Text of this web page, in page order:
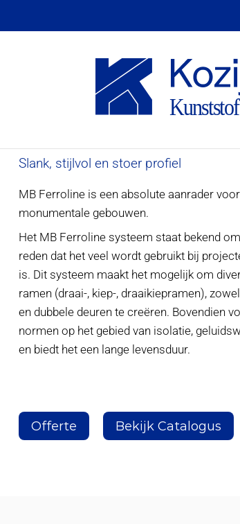
Slank, stijlvol en stoer profiel
MB Ferroline is een absolute aanrader
monumentale gebouwen.
Het MB Ferroline systeem staat bekend
reden dat het veel wordt gebruikt bij
is. Dit systeem maakt het mogelijk om
ramen (draai-, kiep-, draaikiepramen),
en dubbele deuren te creëren. Bovendien
normen op het gebied van isolatie,
en biedt het een lange levensduur.
Offerte Bekijk Catalogus